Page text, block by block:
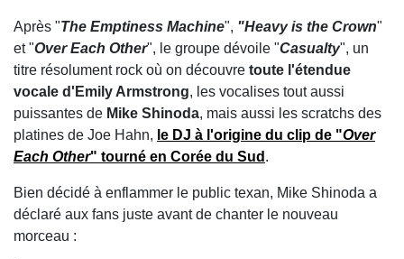
Après "The Emptiness Machine", "Heavy is the Crown"
et "Over Each Other", le groupe dévoile "Casualty", un
titre résolument rock où on découvre toute l'étendue
vocale d'Emily Armstrong, les vocalises tout aussi
puissantes de Mike Shinoda, mais aussi les scratchs des
platines de Joe Hahn, le DJ à l'origine du clip de "Over
Each Other" tourné en Corée du Sud .
Bien décidé à enflammer le public texan, Mike Shinoda a
déclaré aux fans juste avant de chanter le nouveau
morceau :